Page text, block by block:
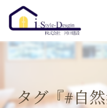
タグ『#自